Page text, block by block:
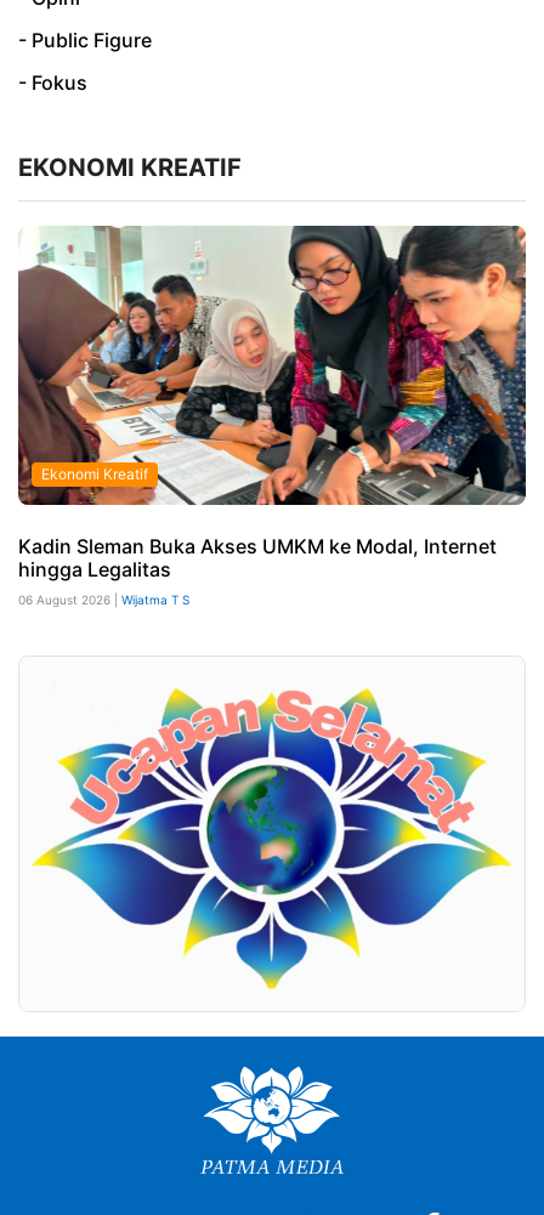
- Public Figure
- Fokus
EKONOMI KREATIF
Ekonomi Kreatif
Kadin Sleman Buka Akses UMKM ke Modal, Internet
hingga Legalitas
06 August 2026 | Wijatma T S